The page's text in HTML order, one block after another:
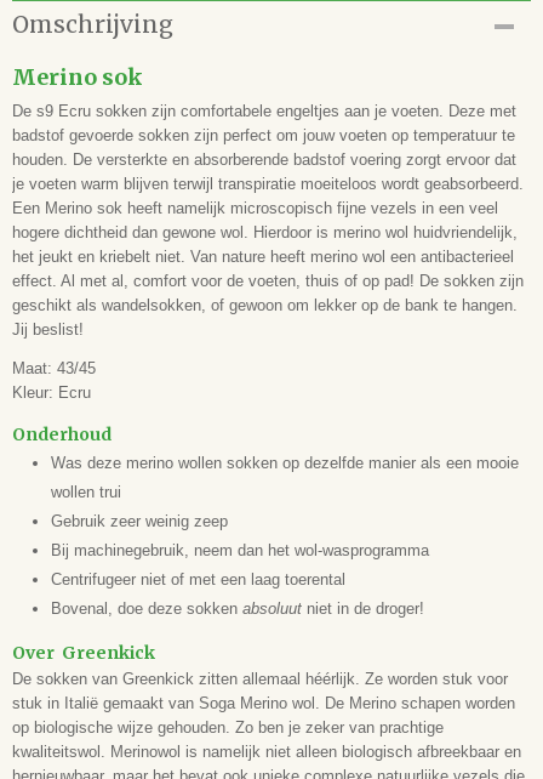
Productcode
16.166.05.02.3
EAN code
Omschrijving
Merino sok
De s9 Ecru sokken zijn comfortabele engeltjes aan je voeten. Deze met
badstof gevoerde sokken zijn perfect om jouw voeten op temperatuur te
houden. De versterkte en absorberende badstof voering zorgt ervoor dat
je voeten warm blijven terwijl transpiratie moeiteloos wordt geabsorbeerd.
Een Merino sok heeft namelijk microscopisch fijne vezels in een veel
hogere dichtheid dan gewone wol. Hierdoor is merino wol huidvriendelijk,
het jeukt en kriebelt niet. Van nature heeft merino wol een antibacterieel
effect. Al met al, comfort voor de voeten, thuis of op pad! De sokken zijn
geschikt als wandelsokken, of gewoon om lekker op de bank te hangen.
Jij beslist!
Maat: 43/45
Kleur: Ecru
Onderhoud
Was deze merino wollen sokken op dezelfde manier als een mooie
wollen trui
Gebruik zeer weinig zeep
Bij machinegebruik, neem dan het wol-wasprogramma
Centrifugeer niet of met een laag toerental
Bovenal, doe deze sokken absoluut niet in de droger!
Over Greenkick
De sokken van Greenkick zitten allemaal héérlijk. Ze worden stuk voor
stuk in Italië gemaakt van Soga Merino wol. De Merino schapen worden
op biologische wijze gehouden. Zo ben je zeker van prachtige
kwaliteitswol. Merinowol is namelijk niet alleen biologisch afbreekbaar en